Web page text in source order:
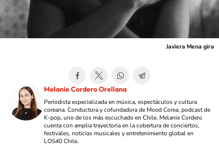
Javiera Mena gira
Melanie Cordero Orellana
Periodista especializada en música, espectáculos y cultura
coreana. Conductora y cofundadora de Mood Corea, podcast de
K-pop, uno de los más escuchado en Chile. Melanie Cordero
cuenta con amplia trayectoria en la cobertura de conciertos,
festivales, noticias musicales y entretenimiento global en
LOS40 Chile.